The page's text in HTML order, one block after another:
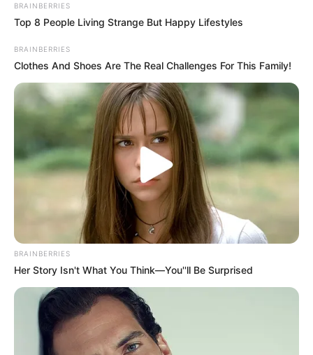
BRAINBERRIES
Top 8 People Living Strange But Happy Lifestyles
BRAINBERRIES
Clothes And Shoes Are The Real Challenges For This Family!
BRAINBERRIES
Her Story Isn't What You Think—You''ll Be Surprised